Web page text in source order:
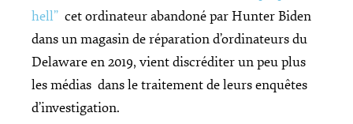
hell” cet ordinateur abandoné par Hunter Biden
dans un magasin de réparation d’ordinateurs du
Delaware en 2019, vient discréditer un peu plus
les médias dans le traitement de leurs enquêtes
d’investigation.